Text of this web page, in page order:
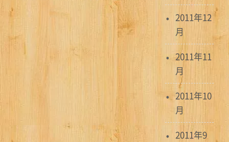
2011年12
月
2011年11
月
2011年10
月
2011年9